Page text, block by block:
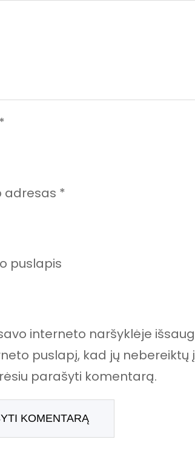
*
adresas *
puslapis
interneto naršyklėje
puslapį, kad jų nebereiktų
parašyti komentarą.